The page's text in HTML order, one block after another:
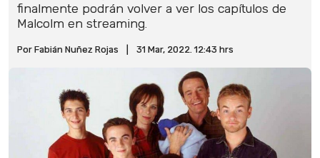
finalmente podrán volver a ver los capítulos de
Malcolm en streaming.
Por Fabián Nuñez Rojas 31 Mar, 2022. 12:43 hrs